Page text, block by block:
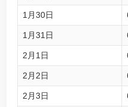
1月30日
1月31日
2月1日
2月2日
2月3日